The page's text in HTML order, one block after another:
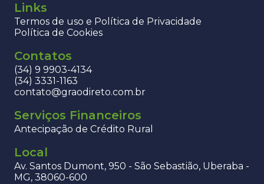
Links
Termos de uso e Política de Privacidade
Política de Cookies
Contatos
(34) 9 9903-4134
(34) 3331-1163
contato@graodireto.com.br
Serviços Financeiros
Antecipação de Crédito Rural
Local
Av. Santos Dumont, 950 - São Sebastião, Uberaba -
MG, 38060-600